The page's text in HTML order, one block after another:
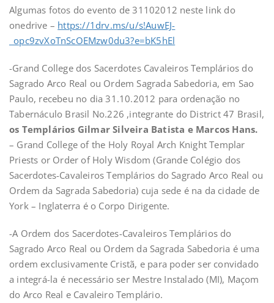
Algumas fotos do evento de 31102012 neste link do
onedrive – https://1drv.ms/u/s!AuwEJ-
_opc9zvXoTnScOEMzw0du3?e=bK5hEl
-Grand College dos Sacerdotes Cavaleiros Templários do
Sagrado Arco Real ou Ordem Sagrada Sabedoria, em Sao
Paulo, recebeu no dia 31.10.2012 para ordenação no
Tabernáculo Brasil No.226 ,integrante do District 47 Brasil,
os Templários Gilmar Silveira Batista e Marcos Hans.
– Grand College of the Holy Royal Arch Knight Templar
Priests or Order of Holy Wisdom (Grande Colégio dos
Sacerdotes-Cavaleiros Templários do Sagrado Arco Real ou
Ordem da Sagrada Sabedoria) cuja sede é na da cidade de
York – Inglaterra é o Corpo Dirigente.
-A Ordem dos Sacerdotes-Cavaleiros Templários do
Sagrado Arco Real ou Ordem da Sagrada Sabedoria é uma
ordem exclusivamente Cristã, e para poder ser convidado
a integrá-la é necessário ser Mestre Instalado (MI), Maçom
do Arco Real e Cavaleiro Templário.